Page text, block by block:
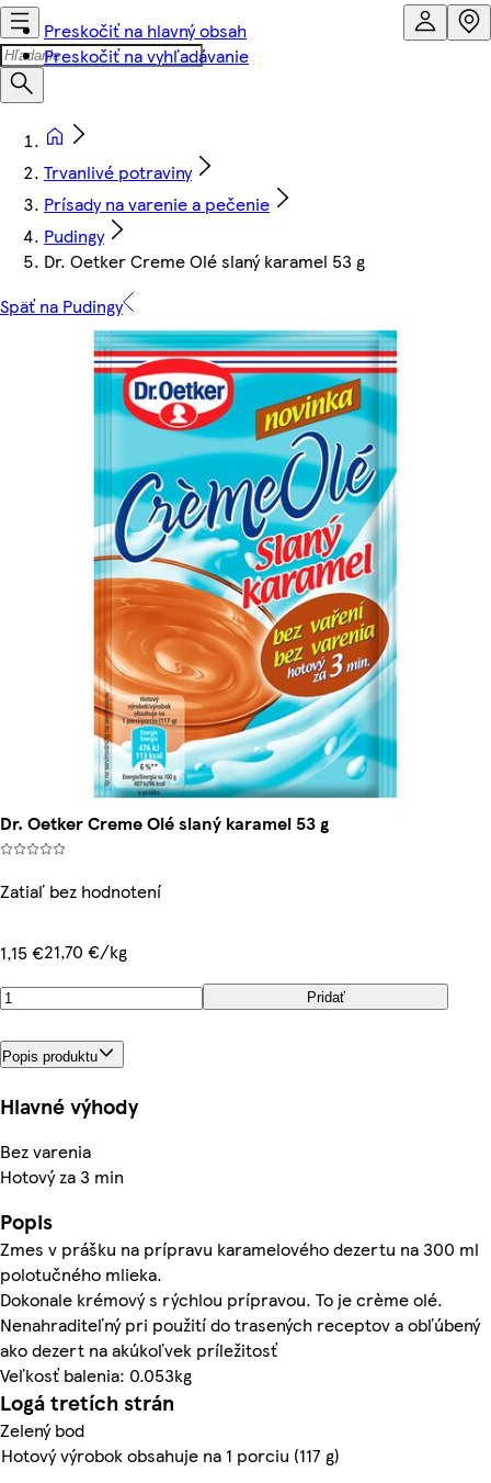
Preskočiť na hlavný obsah
Preskočiť na vyhľadávanie
Trvanlivé potraviny
Prísady na varenie a pečenie
Pudingy
Dr. Oetker Creme Olé slaný karamel 53 g
Späť na Pudingy
Dr. Oetker Creme Olé slaný karamel 53 g
Zatiaľ bez hodnotení
1,15 €21,70 €/kg
Pridať
Popis produktu
Hlavné výhody
Bez varenia
Hotový za 3 min
Popis
Zmes v prášku na prípravu karamelového dezertu na 300 ml
polotučného mlieka.
Dokonale krémový s rýchlou prípravou. To je crème olé.
Nenahraditeľný pri použití do trasených receptov a obľúbený
ako dezert na akúkoľvek príležitosť
Veľkosť balenia: 0.053kg
Logá tretích strán
Zelený bod
Hotový výrobok obsahuje na 1 porciu (117 g)